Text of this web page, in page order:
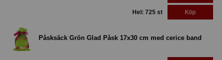
Hel: 725 st Köp
Påsksäck Grön Glad Påsk 17x30 cm med cerice band